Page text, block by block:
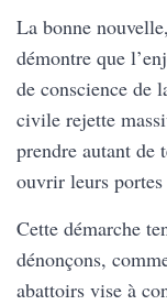
La bonne
démontre que
de conscience de
civile rejette
prendre autant de
ouvrir leurs
Cette démarche
dénonçons,
abattoirs vise à